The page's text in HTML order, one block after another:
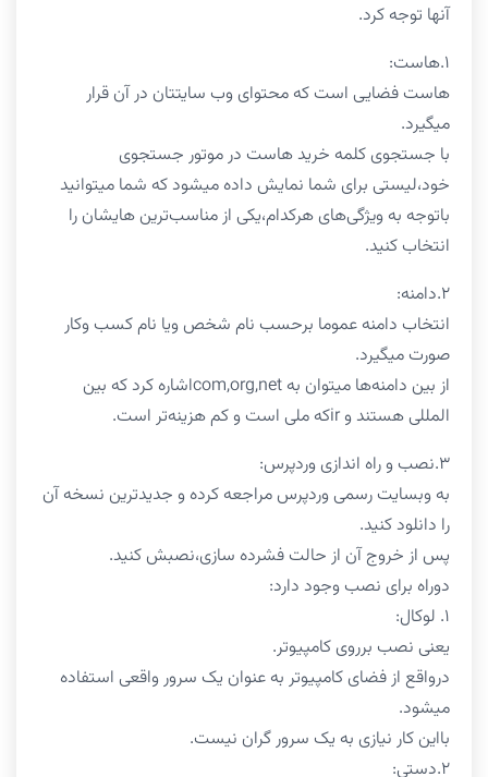
آنها توجه کرد.
۱.هاست:
هاست فضایی است که محتوای وب سایتتان در آن قرار
میگیرد.
با جستجوی کلمه خرید هاست در موتور جستجوی
خود،لیستی برای شما نمایش داده میشود که شما میتوانید
باتوجه به ویژگی‌های هرکدام،یکی از مناسب‌ترین هایشان را
انتخاب کنید.
۲.دامنه:
انتخاب دامنه عموما برحسب نام شخص ویا نام کسب وکار
صورت میگیرد.
از بین دامنه‌ها میتوان به com,org,netاشاره کرد که بین
المللی هستند و irکه ملی است و کم هزینه‌تر است.
۳.نصب و راه اندازی وردپرس:
به وبسایت رسمی وردپرس مراجعه کرده و جدیدترین نسخه آن
را دانلود کنید.
پس از خروج آن از حالت فشرده سازی،نصبش کنید.
دوراه برای نصب وجود دارد:
۱. لوکال:
یعنی نصب برروی کامپیوتر.
درواقع از فضای کامپیوتر به عنوان یک سرور واقعی استفاده
میشود.
بااین کار نیازی به یک سرور گران نیست.
۲.دستی: